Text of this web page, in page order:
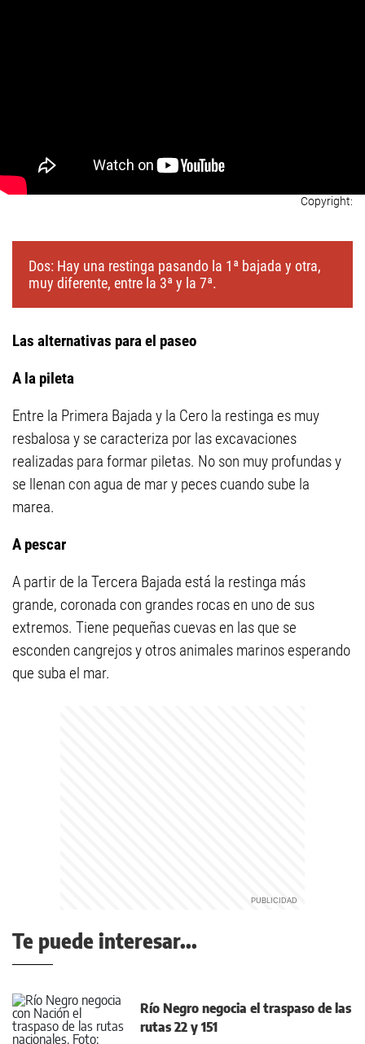
Dos: Hay una restinga pasando la 1ª bajada y otra,
muy diferente, entre la 3ª y la 7ª.
Las alternativas para el paseo
A la pileta
Entre la Primera Bajada y la Cero la restinga es muy
resbalosa y se caracteriza por las excavaciones
realizadas para formar piletas. No son muy profundas y
se llenan con agua de mar y peces cuando sube la
marea.
A pescar
A partir de la Tercera Bajada está la restinga más
grande, coronada con grandes rocas en uno de sus
extremos. Tiene pequeñas cuevas en las que se
esconden cangrejos y otros animales marinos esperando
que suba el mar.
Te puede interesar...
Río Negro negocia el traspaso de las
rutas 22 y 151